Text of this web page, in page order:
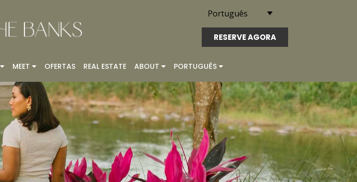
Português
RESERVE AGORA
MEET OFERTAS REAL ESTATE ABOUT PORTUGUÊS